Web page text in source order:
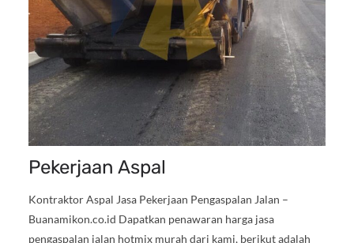
Pekerjaan Aspal
Kontraktor Aspal Jasa Pekerjaan Pengaspalan Jalan –
Buanamikon.co.id Dapatkan penawaran harga jasa
pengaspalan jalan hotmix murah dari kami, berikut adalah